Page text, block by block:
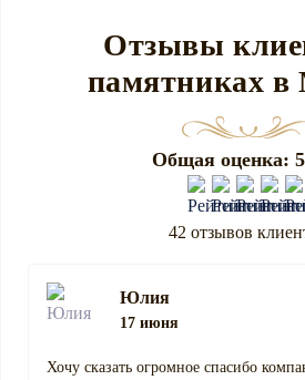
Отзывы
памятниках в
Общая оценка:
42 отзывов
Юлия
17 июня
Хочу сказать огромное спасибо